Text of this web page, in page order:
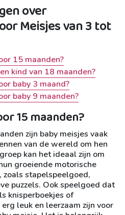
over
Meisjes van 3 tot
15 maanden?
kind van 18 maanden?
baby 3 maand?
baby 9 maanden?
15 maanden?
zijn baby meisjes vaak
van de wereld om hen
kan het ideaal zijn om
groeiende motorische
stapelspeelgoed,
puzzels. Ook speelgoed dat
knisperboekjes of
leuk en leerzaam zijn voor